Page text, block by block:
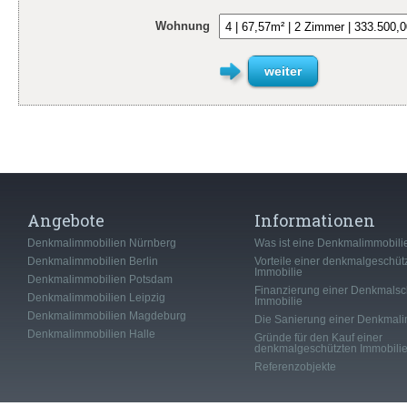
Wohnung
weiter
Angebote
Denkmalimmobilien Nürnberg
Denkmalimmobilien Berlin
Denkmalimmobilien Potsdam
Denkmalimmobilien Leipzig
Denkmalimmobilien Magdeburg
Denkmalimmobilien Halle
Informationen
Was ist eine
Vorteile einer
Immobilie
Finanzierung einer
Immobilie
Die Sanierung einer
Gründe für den Kauf einer
denkmalgeschützten Immobilie
Referenzobjekte